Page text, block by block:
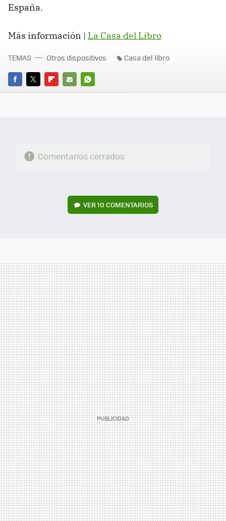
España.
Más información | La Casa del Libro
FACEBOOK
TWITTERFLIPBOARD
E-
WHATSAPP
TEMAS Otros dispositivos Casa del libro
Comentarios cerrados
VER 10 COMENTARIOS